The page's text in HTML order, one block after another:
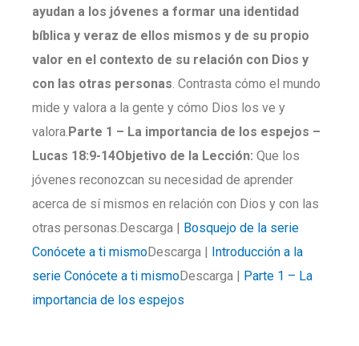
ayudan a los jóvenes a formar una identidad
bíblica y veraz de ellos mismos y de su propio
valor en el contexto de su relación con Dios y
con las otras personas. Contrasta cómo el mundo
mide y valora a la gente y cómo Dios los ve y
valora.Parte 1 – La importancia de los espejos –
Lucas 18:9-14Objetivo de la Lección: Que los
jóvenes reconozcan su necesidad de aprender
acerca de sí mismos en relación con Dios y con las
otras personas.Descarga | Bosquejo de la serie
Conócete a ti mismoDescarga | Introducción a la
serie Conócete a ti mismoDescarga | Parte 1 – La
importancia de los espejos